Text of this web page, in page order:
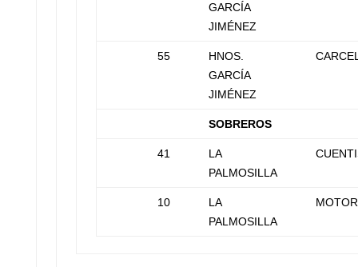
GARCÍA
JIMÉNEZ
55
HNOS.
GARCÍA
JIMÉNEZ
SOBREROS
41
LA
PALMOSILLA
10
LA
PALMOSILLA